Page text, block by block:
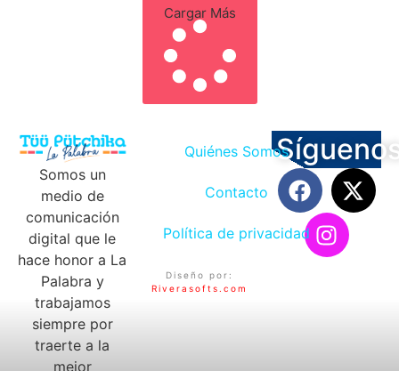
Cargar Más
Somos un
medio de
comunicación
digital que le
hace honor a La
Palabra y
trabajamos
siempre por
traerte a la
mejor
Quiénes Somos
Contacto
Política de privacidad
Diseño por:
Riverasofts.com